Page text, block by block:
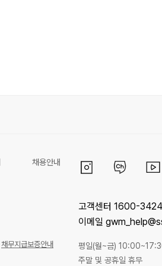
채용안내
채무지급보증안내
고객센터 1600-
이메일
평일(월~금)
주말 및 공휴일 휴무